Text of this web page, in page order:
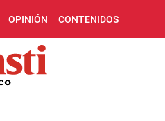
OPINIÓN CONTENIDOS